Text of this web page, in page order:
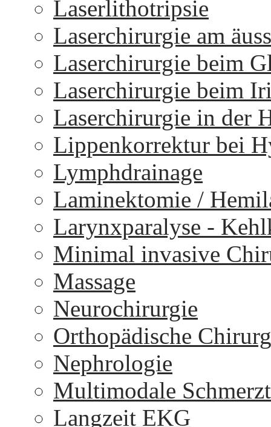
Laserlithotripsie
Laserchirurgie am
Laserchirurgie beim
Laserchirurgie beim
Laserchirurgie in der
Lippenkorrektur bei
Lymphdrainage
Laminektomie /
Larynxparalyse -
Minimal invasive
Massage
Neurochirurgie
Orthopädische
Nephrologie
Multimodale
Langzeit EKG